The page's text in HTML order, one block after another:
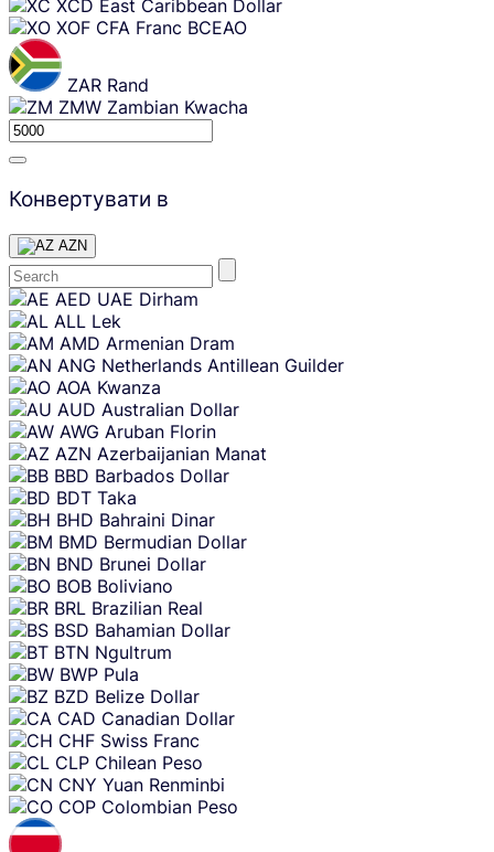
XCD East Caribbean Dollar
XOF CFA Franc BCEAO
ZAR Rand
ZMW Zambian Kwacha
Конвертувати в
AZN
Skip
content
AED UAE Dirham
ALL Lek
AMD Armenian Dram
ANG Netherlands Antillean Guilder
AOA Kwanza
AUD Australian Dollar
AWG Aruban Florin
AZN Azerbaijanian Manat
BBD Barbados Dollar
BDT Taka
BHD Bahraini Dinar
BMD Bermudian Dollar
BND Brunei Dollar
BOB Boliviano
BRL Brazilian Real
BSD Bahamian Dollar
BTN Ngultrum
BWP Pula
BZD Belize Dollar
CAD Canadian Dollar
CHF Swiss Franc
CLP Chilean Peso
CNY Yuan Renminbi
COP Colombian Peso